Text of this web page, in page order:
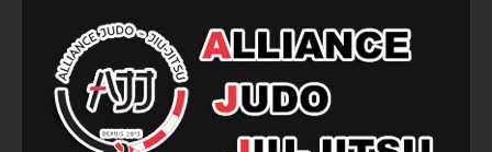
content